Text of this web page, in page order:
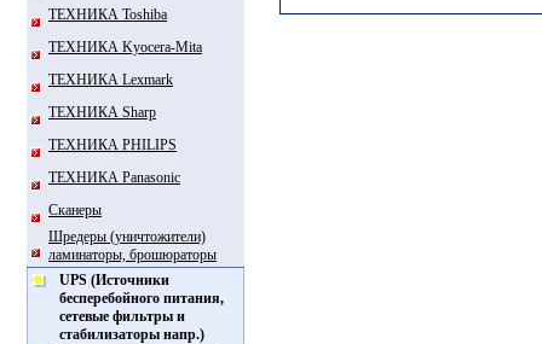
ТЕХНИКА Toshiba
ТЕХНИКА Kyocera-Mita
ТЕХНИКА Lexmark
ТЕХНИКА Sharp
ТЕХНИКА PHILIPS
ТЕХНИКА Panasonic
Сканеры
Шредеры (уничтожители)
ламинаторы, брошюраторы
UPS (Источники
бесперебойного питания,
сетевые фильтры и
стабилизаторы напр.)